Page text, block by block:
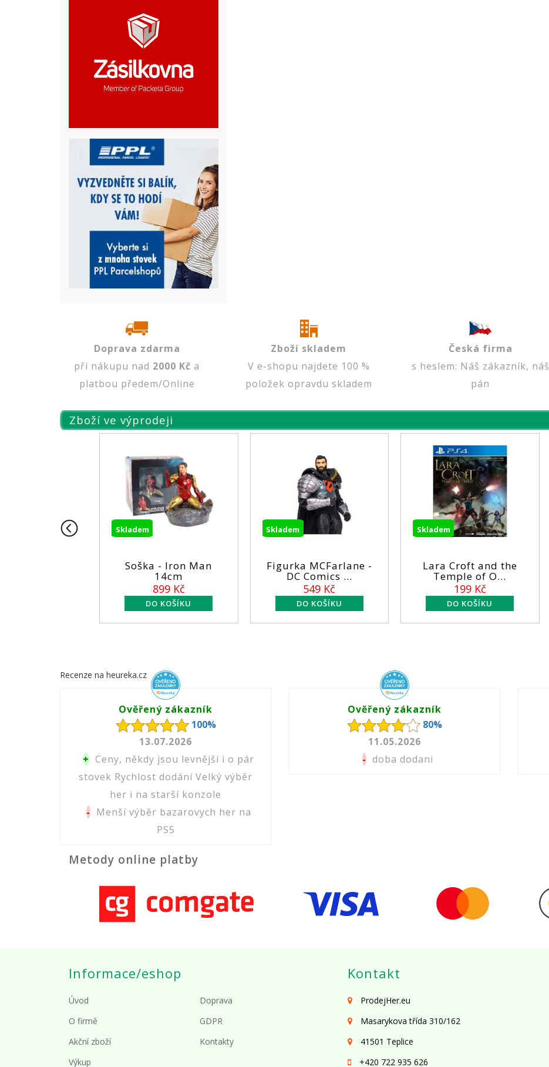
Doprava zdarma
při nákupu nad 2000 Kč a
platbou předem/Online
Zboží skladem
V e-shopu najdete 100 %
položek opravdu skladem
Česká firma
s heslem: Náš zákazník, náš
pán
Zboží ve výprodeji
Skladem
Soška - Iron Man
14cm
899 Kč
Skladem
Figurka MCFarlane -
DC Comics ...
549 Kč
Skladem
Lara Croft and the
Temple of O...
199 Kč
Recenze na heureka.cz
Ověřený zákazník
100%
13.07.2026
+ Ceny, někdy jsou levnější i o pár
stovek Rychlost dodání Velký výběr
her i na starší konzole
-Menší výběr bazarovych her na
PS5
Ověřený zákazník
80%
11.05.2026
-doba dodani
Metody online platby
Informace/eshop
Úvod
O firmě
Akční zboží
Výkup
Doprava
GDPR
Kontakty
Kontakt
ProdejHer.eu
Masarykova třída 310/162
41501 Teplice
+420 722 935 626